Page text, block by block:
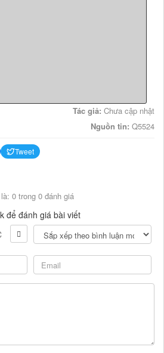
Tác giả: Chưa cập nhật
Nguồn tin: Q5524
Tweet
0 trong 0 đánh giá
để đánh giá bài viết